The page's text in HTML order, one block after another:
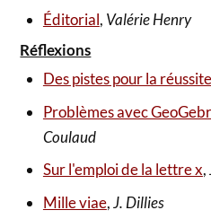
Éditorial, Valérie Henry
Réflexions
Des pistes pour la
Problèmes avec
Coulaud
Sur l'emploi de la lettre x,
Mille viae,J. Dillies